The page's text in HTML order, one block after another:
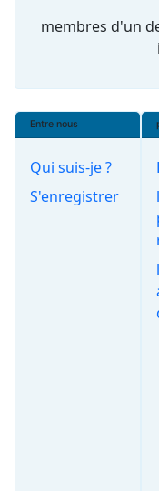
membres d'un
Entre nous
Qui suis-je ?
S'enregistrer